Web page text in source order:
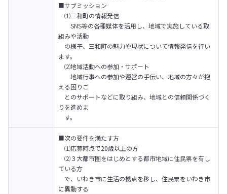
■サブミッション
⑴三和町の情報発信
SNS等の各種媒体を活用し、地域で実施している取
組みや活動
の様子、三和町の魅力や現状について情報発信を行い
ます。
⑵地域活動への参加・サポート
地域行事への参加や運営の手伝い、地域の方々が抱
える困りご
とのサポートなどに取り組み、地域との信頼関係づく
りを進めま
す。
■次の要件を満たす方
⑴応募時点で20歳以上の方
⑵３大都市圏をはじめとする都市地域に住民票を有し
ている方
で、いわき市に生活の拠点を移し、住民票をいわき市
に異動する